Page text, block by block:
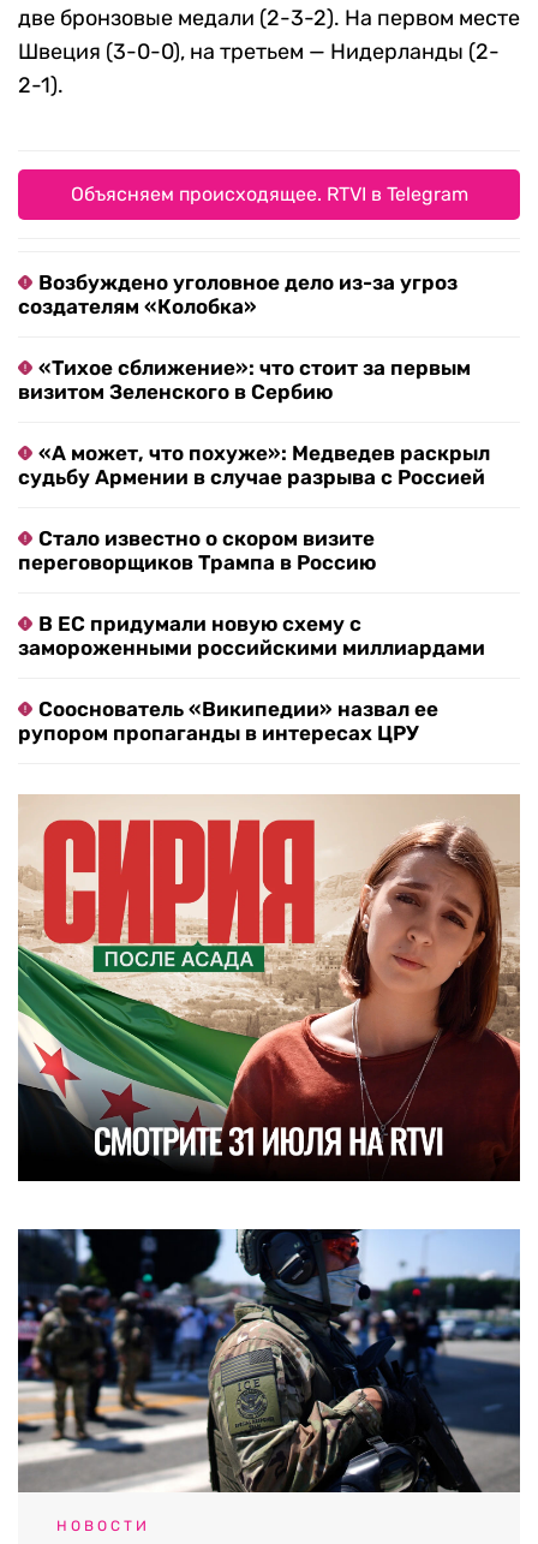
две бронзовые медали (2-3-2). На первом месте
Швеция (3-0-0), на третьем — Нидерланды (2-
2-1).
Объясняем происходящее. RTVI в Telegram
Возбуждено уголовное дело из-за угроз
создателям «Колобка»
«Тихое сближение»: что стоит за первым
визитом Зеленского в Сербию
«А может, что похуже»: Медведев раскрыл
судьбу Армении в случае разрыва с Россией
Стало известно о скором визите
переговорщиков Трампа в Россию
В ЕС придумали новую схему с
замороженными российскими миллиардами
Сооснователь «Википедии» назвал ее
рупором пропаганды в интересах ЦРУ
НОВОСТИ